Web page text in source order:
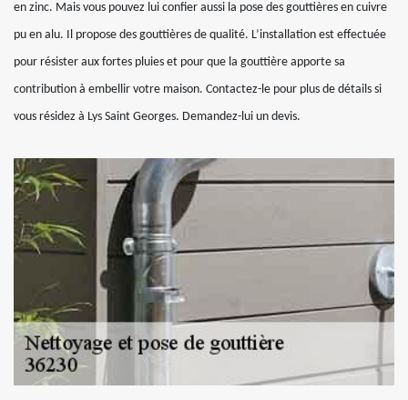
en zinc. Mais vous pouvez lui confier aussi la pose des gouttières en cuivre
pu en alu. Il propose des gouttières de qualité. L’installation est effectuée
pour résister aux fortes pluies et pour que la gouttière apporte sa
contribution à embellir votre maison. Contactez-le pour plus de détails si
vous résidez à Lys Saint Georges. Demandez-lui un devis.